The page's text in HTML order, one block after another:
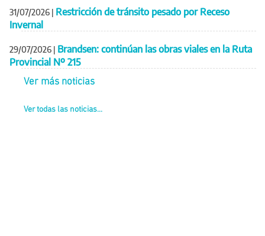
31/07/2026 | Restricción de tránsito pesado por Receso
Invernal
29/07/2026 | Brandsen: continúan las obras viales en la Ruta
Provincial Nº 215
Ver más noticias
Ver todas las noticias...